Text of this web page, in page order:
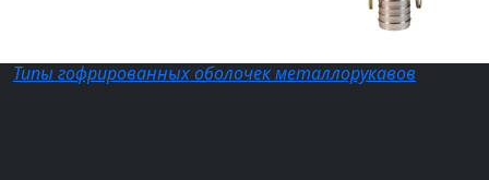
Типы гофрированных оболочек металлорукавов